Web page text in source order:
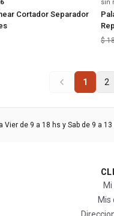
Cortador Separador
sin
$
1 2
Vier de 9 a 18 hs y Sab de 9 a 13
Mis